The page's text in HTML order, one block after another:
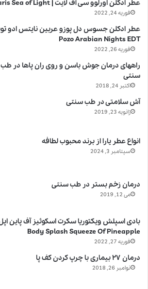
عطر ادکلن اورلوو سی آف لایت | Orlov Paris Sea of Light
فوریه 24, 2022
Pozo Arabian Nights EDT
فوریه 26, 2022
راههای درمان جوش باسن و روی ران پاها در طب
سنتی
اکتبر 24, 2018
آش سلامتی در طب سنتی
ژانویه 23, 2019
انواع عطر یارا از برند محبوب لطافه
سپتامبر 3, 2024
درمان زخم بستر در طب سنتی
می 12, 2019
Body Splash Squeeze Of Pineapple
فوریه 27, 2022
درمان ۲۷ بیماری با چرپ کردن کف پا
نوامبر 26, 2018